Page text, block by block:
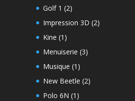
Golf 1 (2)
Impression 3D (2)
Kine (1)
Menuiserie (3)
Musique (1)
New Beetle (2)
Polo 6N (1)